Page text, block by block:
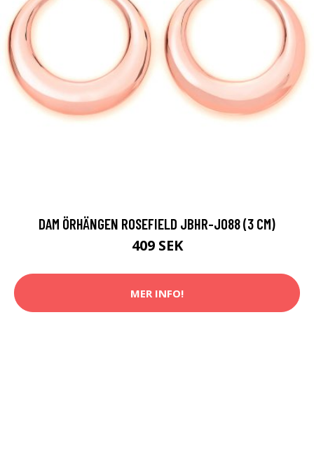
DAM ÖRHÄNGEN ROSEFIELD JBHR-J088 (3 CM)
409 SEK
MER INFO!